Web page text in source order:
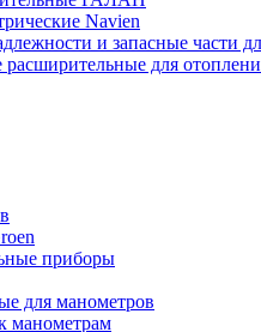
Navien
и запасные части
для
приборы
для манометров
манометрам